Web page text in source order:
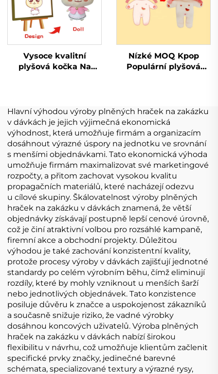
Vysoce kvalitní
plyšová kočka Na
Nízké MOQ Kpop
Populární plyšová
Hlavní výhodou výroby plněných hraček na zakázku
v dávkách je jejich výjimečná ekonomická
výhodnost, která umožňuje firmám a organizacím
dosáhnout výrazné úspory na jednotku ve srovnání
s menšími objednávkami. Tato ekonomická výhoda
umožňuje firmám maximalizovat své marketingové
rozpočty, a přitom zachovat vysokou kvalitu
propagačních materiálů, které nacházejí odezvu
u cílové skupiny. Škálovatelnost výroby plněných
hraček na zakázku v dávkách znamená, že větší
objednávky získávají postupně lepší cenové úrovně,
což je činí atraktivní volbou pro rozsáhlé kampaně,
firemní akce a obchodní projekty. Důležitou
výhodou je také zachování konzistentní kvality,
protože procesy výroby v dávkách zajišťují jednotné
standardy po celém výrobním běhu, čímž eliminují
rozdíly, které by mohly vzniknout u menších šarží
nebo jednotlivých objednávek. Tato konzistence
posiluje důvěru k značce a uspokojenost zákazníků
a současně snižuje riziko, že vadné výrobky
dosáhnou koncových uživatelů. Výroba plněných
hraček na zakázku v dávkách nabízí širokou
flexibilitu v návrhu, což umožňuje klientům začlenit
specifické prvky značky, jedinečné barevné
schémata, specializované textury a výrazné rysy,